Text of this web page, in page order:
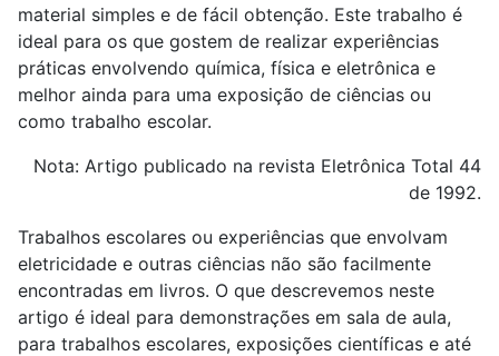
material simples e de fácil obtenção. Este trabalho é
ideal para os que gostem de realizar experiências
práticas envolvendo química, física e eletrônica e
melhor ainda para uma exposição de ciências ou
como trabalho escolar.
Nota: Artigo publicado na revista Eletrônica Total 44
de 1992.
Trabalhos escolares ou experiências que envolvam
eletricidade e outras ciências não são facilmente
encontradas em livros. O que descrevemos neste
artigo é ideal para demonstrações em sala de aula,
para trabalhos escolares, exposições científicas e até